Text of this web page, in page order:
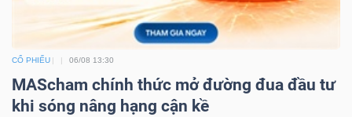
CỔ PHIẾU 06/08 13:30
MAScham chính thức mở đường đua đầu tư
khi sóng nâng hạng cận kề